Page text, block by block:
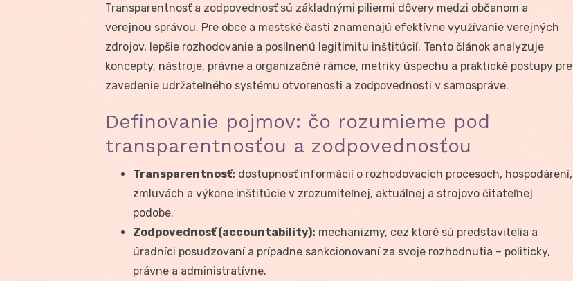
Transparentnosť a zodpovednosť sú základnými piliermi dôvery medzi občanom a
verejnou správou. Pre obce a mestské časti znamenajú efektívne využívanie verejných
zdrojov, lepšie rozhodovanie a posilnenú legitimitu inštitúcií. Tento článok analyzuje
koncepty, nástroje, právne a organizačné rámce, metriky úspechu a praktické postupy pre
zavedenie udržateľného systému otvorenosti a zodpovednosti v samospráve.
Definovanie pojmov: čo rozumieme pod
transparentnosťou a zodpovednosťou
Transparentnosť: dostupnosť informácií o rozhodovacích procesoch, hospodárení,
zmluvách a výkone inštitúcie v zrozumiteľnej, aktuálnej a strojovo čitateľnej
podobe.
Zodpovednosť (accountability): mechanizmy, cez ktoré sú predstavitelia a
úradníci posudzovaní a prípadne sankcionovaní za svoje rozhodnutia – politicky,
právne a administratívne.